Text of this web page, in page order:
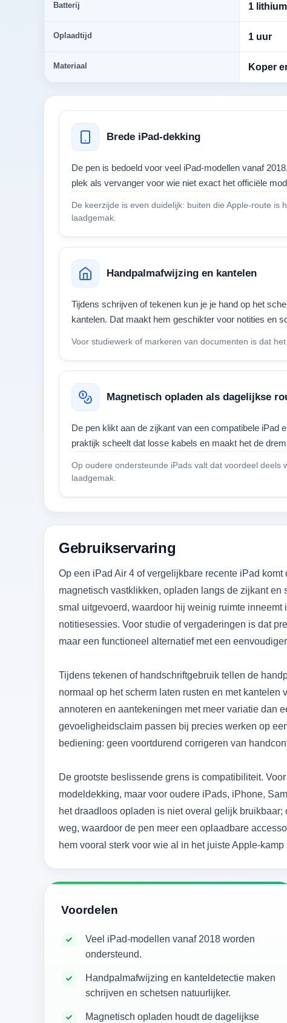
Batterij 1
Oplaadtijd 1 uur
Materiaal Koper
Brede iPad-dekking
De pen is bedoeld voor veel iPad-modellen vanaf
plek als vervanger voor wie niet exact het officiële
De keerzijde is even duidelijk: buiten die Apple-route
laadgemak.
Handpalmafwijzing en kantelen
Tijdens schrijven of tekenen kun je je hand op het
kantelen. Dat maakt hem geschikter voor notities en
Voor studiewerk of markeren van documenten is dat
Magnetisch opladen als dagelijkse
De pen klikt aan de zijkant van een compatibele iPad
praktijk scheelt dat losse kabels en maakt het de
Op oudere ondersteunde iPads valt dat voordeel
laadgemak.
Gebruikservaring
Op een iPad Air 4 of vergelijkbare recente iPad
magnetisch vastklikken, opladen langs de zijkant
smal uitgevoerd, waardoor hij weinig ruimte
notitiesessies. Voor studie of vergaderingen is dat
maar een functioneel alternatief met een
Tijdens tekenen of handschriftgebruik tellen de
normaal op het scherm laten rusten en met
annoteren en aantekeningen met meer variatie dan
gevoeligheidsclaim passen bij precies werken op
bediening: geen voortdurend corrigeren van
De grootste beslissende grens is compatibiliteit.
modeldekking, maar voor oudere iPads, iPhone,
het draadloos opladen is niet overal gelijk
weg, waardoor de pen meer een oplaadbare
hem vooral sterk voor wie al in het juiste Apple-
Voordelen
Veel iPad-modellen vanaf 2018 worden
ondersteund.
Handpalmafwijzing en kanteldetectie maken
schrijven en schetsen natuurlijker.
Magnetisch opladen houdt de dagelijkse